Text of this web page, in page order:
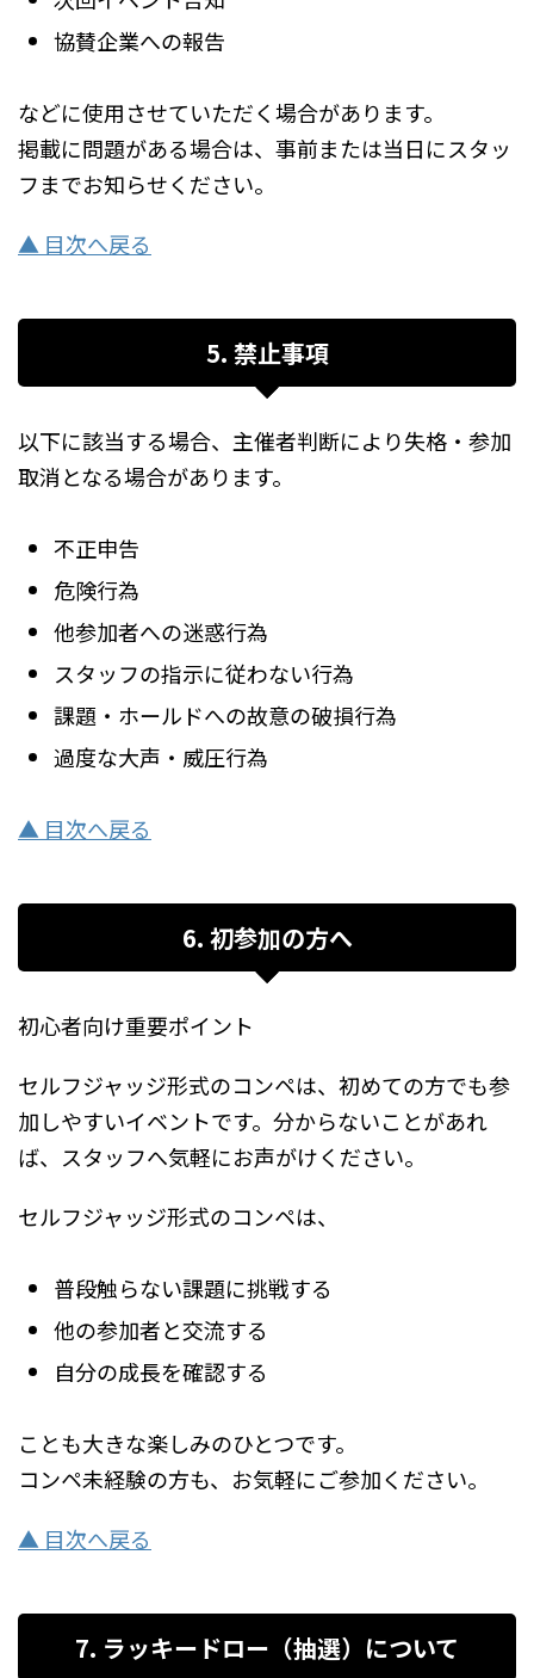
協賛企業への報告
などに使用させていただく場合があります。
掲載に問題がある場合は、事前または当日にスタッ
フまでお知らせください。
▲ 目次へ戻る
5. 禁止事項
以下に該当する場合、主催者判断により失格・参加
取消となる場合があります。
不正申告
危険行為
他参加者への迷惑行為
スタッフの指示に従わない行為
課題・ホールドへの故意の破損行為
過度な大声・威圧行為
▲ 目次へ戻る
6. 初参加の方へ
初心者向け重要ポイント
セルフジャッジ形式のコンペは、初めての方でも参
加しやすいイベントです。分からないことがあれ
ば、スタッフへ気軽にお声がけください。
セルフジャッジ形式のコンペは、
普段触らない課題に挑戦する
他の参加者と交流する
自分の成長を確認する
ことも大きな楽しみのひとつです。
コンペ未経験の方も、お気軽にご参加ください。
▲ 目次へ戻る
7. ラッキードロー（抽選）について